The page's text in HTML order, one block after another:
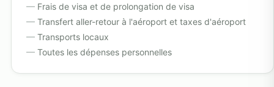
Frais de visa et de prolongation de visa
Transfert aller-retour à l'aéroport et taxes d'aéroport
Transports locaux
Toutes les dépenses personnelles